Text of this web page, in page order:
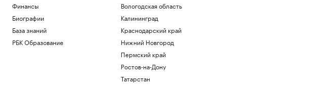
мошенничестве
Общество
Bloomberg узнал о серии самоубийств
в Киберкомандовании США
Финансы
Биографии
База знаний
РБК Образование
Вологодская область
Калининград
Краснодарский край
Нижний Новгород
Пермский край
Ростов-на-Дону
Татарстан